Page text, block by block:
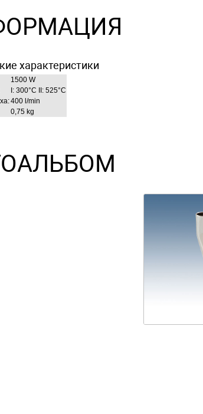
характеристики
1500 W
I: 300°C II: 525°C
400 l/min
0,75 kg